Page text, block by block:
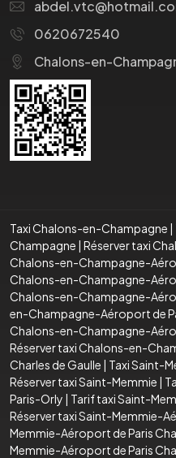
0620672540
Chalons-en-
Taxi Chalons-en-Champagne |
Champagne | Réserver taxi
Chalons-en-Champagne-
Chalons-en-Champagne-
Chalons-en-Champagne-
en-Champagne-Aéroport de
Chalons-en-Champagne-
Réserver taxi Chalons-en-
Charles de Gaulle | Taxi Saint-
Réserver taxi Saint-Memmie |
Paris-Orly | Tarif taxi Saint-
Réserver taxi Saint-Memmie-
Memmie-Aéroport de Paris
Memmie-Aéroport de Paris